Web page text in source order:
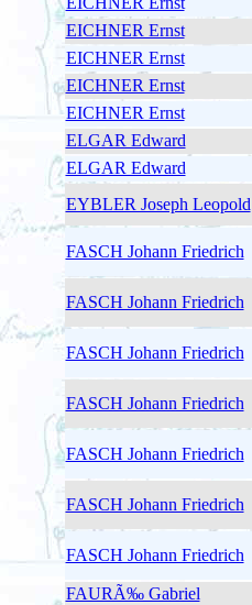
EICHNER Ernst
EICHNER Ernst
EICHNER Ernst
EICHNER Ernst
ELGAR Edward
ELGAR Edward
EYBLER Joseph Leopold
FASCH Johann Friedrich
FASCH Johann Friedrich
FASCH Johann Friedrich
FASCH Johann Friedrich
FASCH Johann Friedrich
FASCH Johann Friedrich
FASCH Johann Friedrich
FAURÃ‰ Gabriel